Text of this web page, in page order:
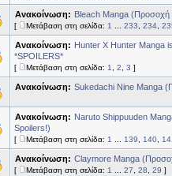
Ανακοίνωση: Bleach Manga (Προσοχή
[ Μετάβαση στη σελίδα: 1 233 234
Ανακοίνωση: Hunter X Hunter Manga
*SPOILERS*
[ Μετάβαση στη σελίδα: 1 2 3 ]
Ανακοίνωση: Sukedachi Nine Manga
Ανακοίνωση: Naruto Shippuuden
Spoilers!)
[ Μετάβαση στη σελίδα: 1 139 140
Ανακοίνωση: Claymore Manga
[ Μετάβαση στη σελίδα: 1 27 28 29 ]